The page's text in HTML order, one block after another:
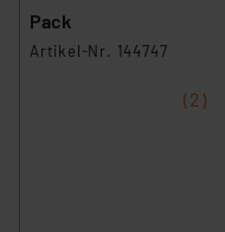
Pack
Artikel-Nr. 144747
(2)